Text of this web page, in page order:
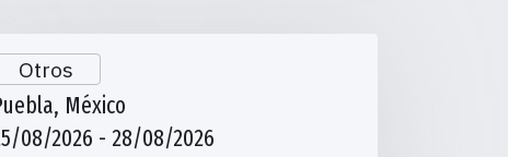
Otros
México
08/2026 - 28/08/2026